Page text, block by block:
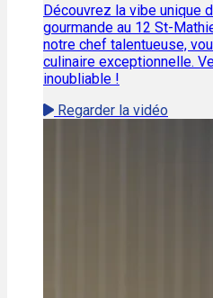
Découvrez la vibe unique
gourmande au 12 St-
notre chef talentueuse,
culinaire exceptionnelle.
inoubliable !
Regarder la vidéo